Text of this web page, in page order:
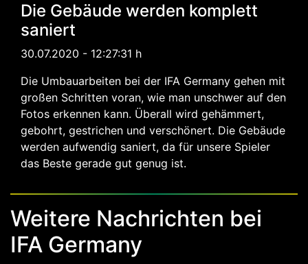
Die Gebäude werden komplett
saniert
30.07.2020 - 12:27:31 h
Die Umbauarbeiten bei der IFA Germany gehen mit
großen Schritten voran, wie man unschwer auf den
Fotos erkennen kann. Überall wird gehämmert,
gebohrt, gestrichen und verschönert. Die Gebäude
werden aufwendig saniert, da für unsere Spieler
das Beste gerade gut genug ist.
Weitere Nachrichten bei
IFA Germany